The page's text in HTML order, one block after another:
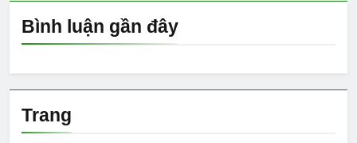
Bình luận gần đây
Trang